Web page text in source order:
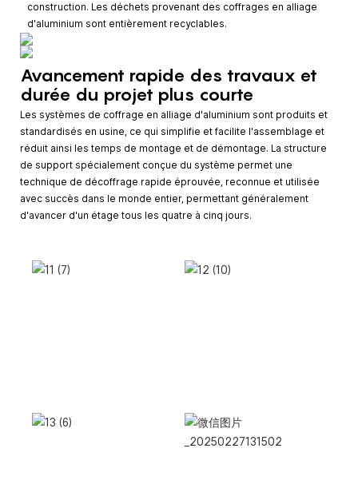
construction. Les déchets provenant des coffrages en alliage
d'aluminium sont entièrement recyclables.
Avancement rapide des travaux et
durée du projet plus courte
Les systèmes de coffrage en alliage d'aluminium sont produits et
standardisés en usine, ce qui simplifie et facilite l'assemblage et
réduit ainsi les temps de montage et de démontage. La structure
de support spécialement conçue du système permet une
technique de décoffrage rapide éprouvée, reconnue et utilisée
avec succès dans le monde entier, permettant généralement
d'avancer d'un étage tous les quatre à cinq jours.